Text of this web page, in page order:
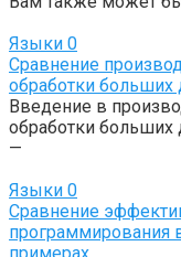
Языки 0
Сравнение
обработки больших
Введение в
обработки
—
Языки 0
Сравнение
программирования
примерах